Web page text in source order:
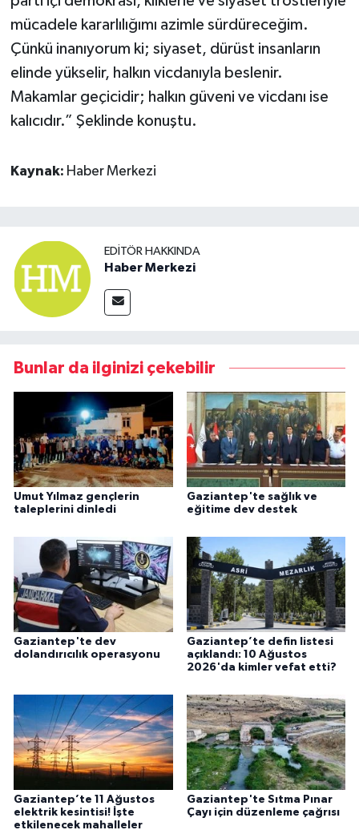
mücadele kararlılığımı azimle sürdüreceğim.
Çünkü inanıyorum ki; siyaset, dürüst insanların
elinde yükselir, halkın vicdanıyla beslenir.
Makamlar geçicidir; halkın güveni ve vicdanı ise
kalıcıdır.” Şeklinde konuştu.
Kaynak: Haber Merkezi
EDITÖR HAKKINDA
Haber Merkezi
Bunlar da ilginizi çekebilir
Umut Yılmaz gençlerin
taleplerini dinledi
Gaziantep'te sağlık ve
eğitime dev destek
Gaziantep'te dev
dolandırıcılık operasyonu
Gaziantep’te defin listesi
açıklandı: 10 Ağustos
2026'da kimler vefat etti?
Gaziantep’te 11 Ağustos
elektrik kesintisi! İşte
etkilenecek mahalleler
Gaziantep'te Sıtma Pınar
Çayı için düzenleme çağrısı